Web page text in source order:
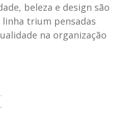
beleza e design são
trium pensadas
na organização